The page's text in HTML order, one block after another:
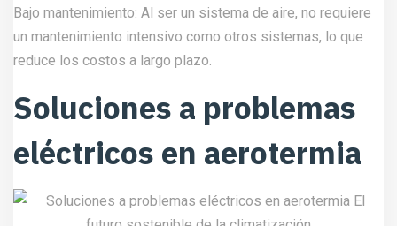
Bajo mantenimiento: Al ser un sistema de aire, no requiere
un mantenimiento intensivo como otros sistemas, lo que
reduce los costos a largo plazo.
Soluciones a problemas
eléctricos en aerotermia